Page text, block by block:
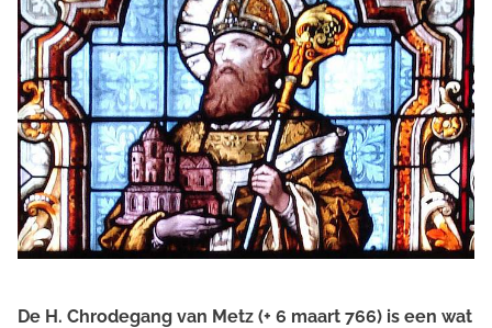
De H. Chrodegang van Metz (+ 6 maart 766) is een wat